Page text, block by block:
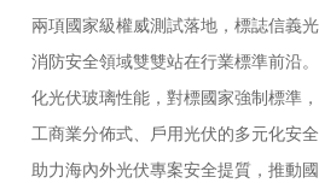
兩項國家級權威測試落地，標誌信義
消防安全領域雙雙站在行業標準前沿
化光伏玻璃性能，對標國家強制標準
工商業分佈式、戶用光伏的多元化安
助力海內外光伏專案安全提質，推動